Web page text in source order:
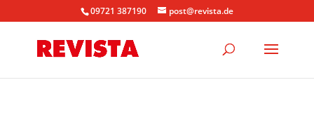
09721 387190 post@revista.de